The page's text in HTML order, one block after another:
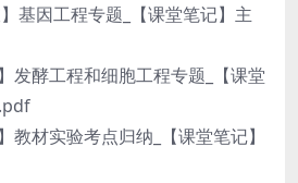
基因工程专题_【课堂笔记】主
发酵工程和细胞工程专题_【课堂
教材实验考点归纳_【课堂笔记】